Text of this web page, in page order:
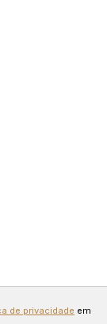
os
de privacidade em